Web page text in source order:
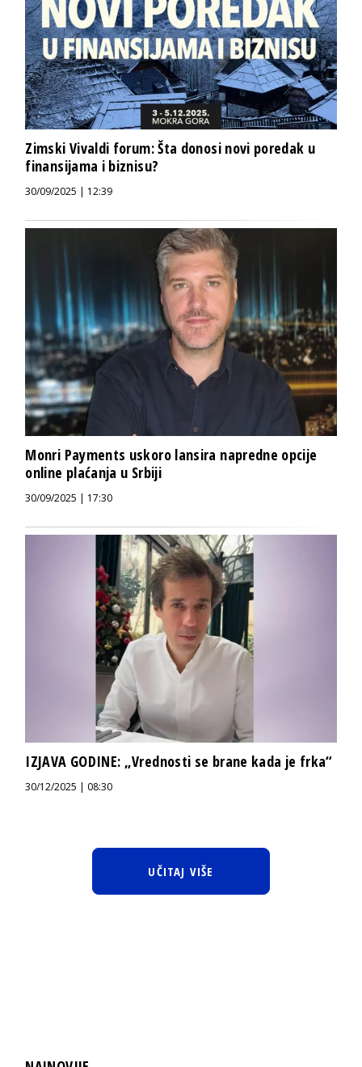
Zimski Vivaldi forum: Šta donosi novi poredak u
finansijama i biznisu?
30/09/2025 | 12:39
Monri Payments uskoro lansira napredne opcije
online plaćanja u Srbiji
30/09/2025 | 17:30
IZJAVA GODINE: „Vrednosti se brane kada je frka“
30/12/2025 | 08:30
UČITAJ VIŠE